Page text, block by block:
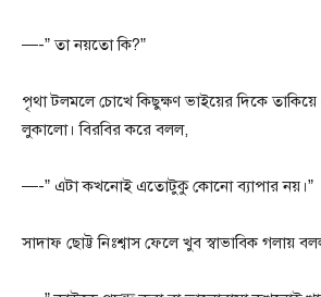
—-” তা নয়তো কি?”
পৃথা টলমলে চোখে কিছুক্ষণ ভাইয়ের দিকে
লুকালো। বিরবির করে বলল,
—-” এটা কখনোই এতোটুকু কোনো ব্যাপার নয়।”
সাদাফ ছোট্ট নিঃশ্বাস ফেলে খুব স্বাভাবিক গলায়